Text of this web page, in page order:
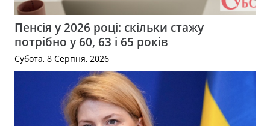
Пенсія у 2026 році: скільки стажу
потрібно у 60, 63 і 65 років
Субота, 8 Серпня, 2026